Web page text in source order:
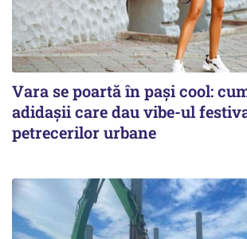
Vara se poartă în pași cool:
adidașii care dau vibe-ul
petrecerilor urbane